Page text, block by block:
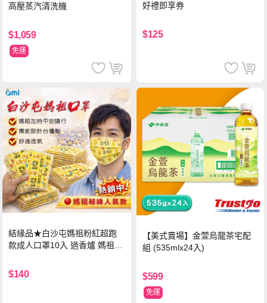
高壓蒸汽清洗機
$1,059
免運
好禮即享券
$125
結緣品★白沙屯媽祖粉紅超跑
款成人口罩10入 過香爐 媽祖加
$140
【美式賣場】金萱烏龍茶宅配
組 (535mlx24入)
$599
免運